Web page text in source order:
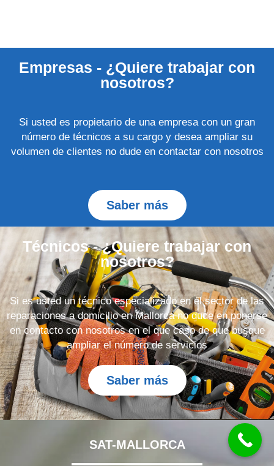
Empresas - ¿Quiere trabajar con
nosotros?
Si usted es propietario de una empresa con un gran
número de técnicos a su cargo y desea ampliar su
volumen de clientes no dude en contactar con nosotros
Saber más
Técnicos - ¿Quiere trabajar con
nosotros?
Si es usted un técnico especializado en el sector de las
reparaciones a domicilio en Mallorca no dude en ponerse
en contacto con nosotros en el que caso de que busque
ampliar el número de servicios
Saber más
SAT-MALLORCA